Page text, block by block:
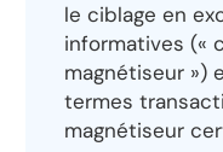
le ciblage en
informatives («
magnétiseur »)
termes
magnétiseur